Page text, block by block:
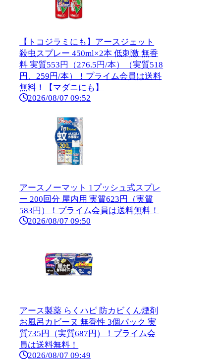
【トコジラミにも】アースジェット
殺虫スプレー 450ml×2本 低刺激 無香
料 実質553円（276.5円/本）（実質518
円、259円/本）！プライム会員は送料
無料！【マダニにも】
2026/08/07 09:52
アースノーマット 1プッシュ式スプレ
ー 200回分 屋内用 実質623円（実質
583円）！プライム会員は送料無料！
2026/08/07 09:50
アース製薬 らくハピ 防カビくん煙剤
お風呂カビーヌ 無香性 3個パック 実
質735円（実質687円）！プライム会
員は送料無料！
2026/08/07 09:49